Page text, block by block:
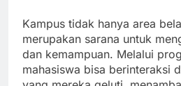
Kampus tidak hanya area
merupakan sarana untuk
dan kemampuan. Melalui
mahasiswa bisa berinteraksi